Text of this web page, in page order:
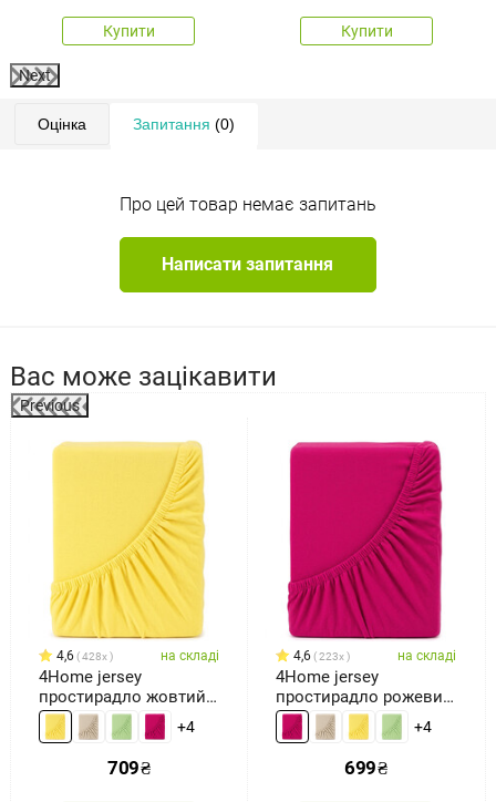
Купити Купити
Next
Оцінка Запитання (0)
Про цей товар немає запитань
Написати запитання
Вас може зацікавити
Previous
4,6 428x на складі
4Home jersey
простирадло жовтий,
180 x 200 см
+4
709₴
4,6 223x на складі
4Home jersey
простирадло рожевий,
180 x 200 см
+4
699₴